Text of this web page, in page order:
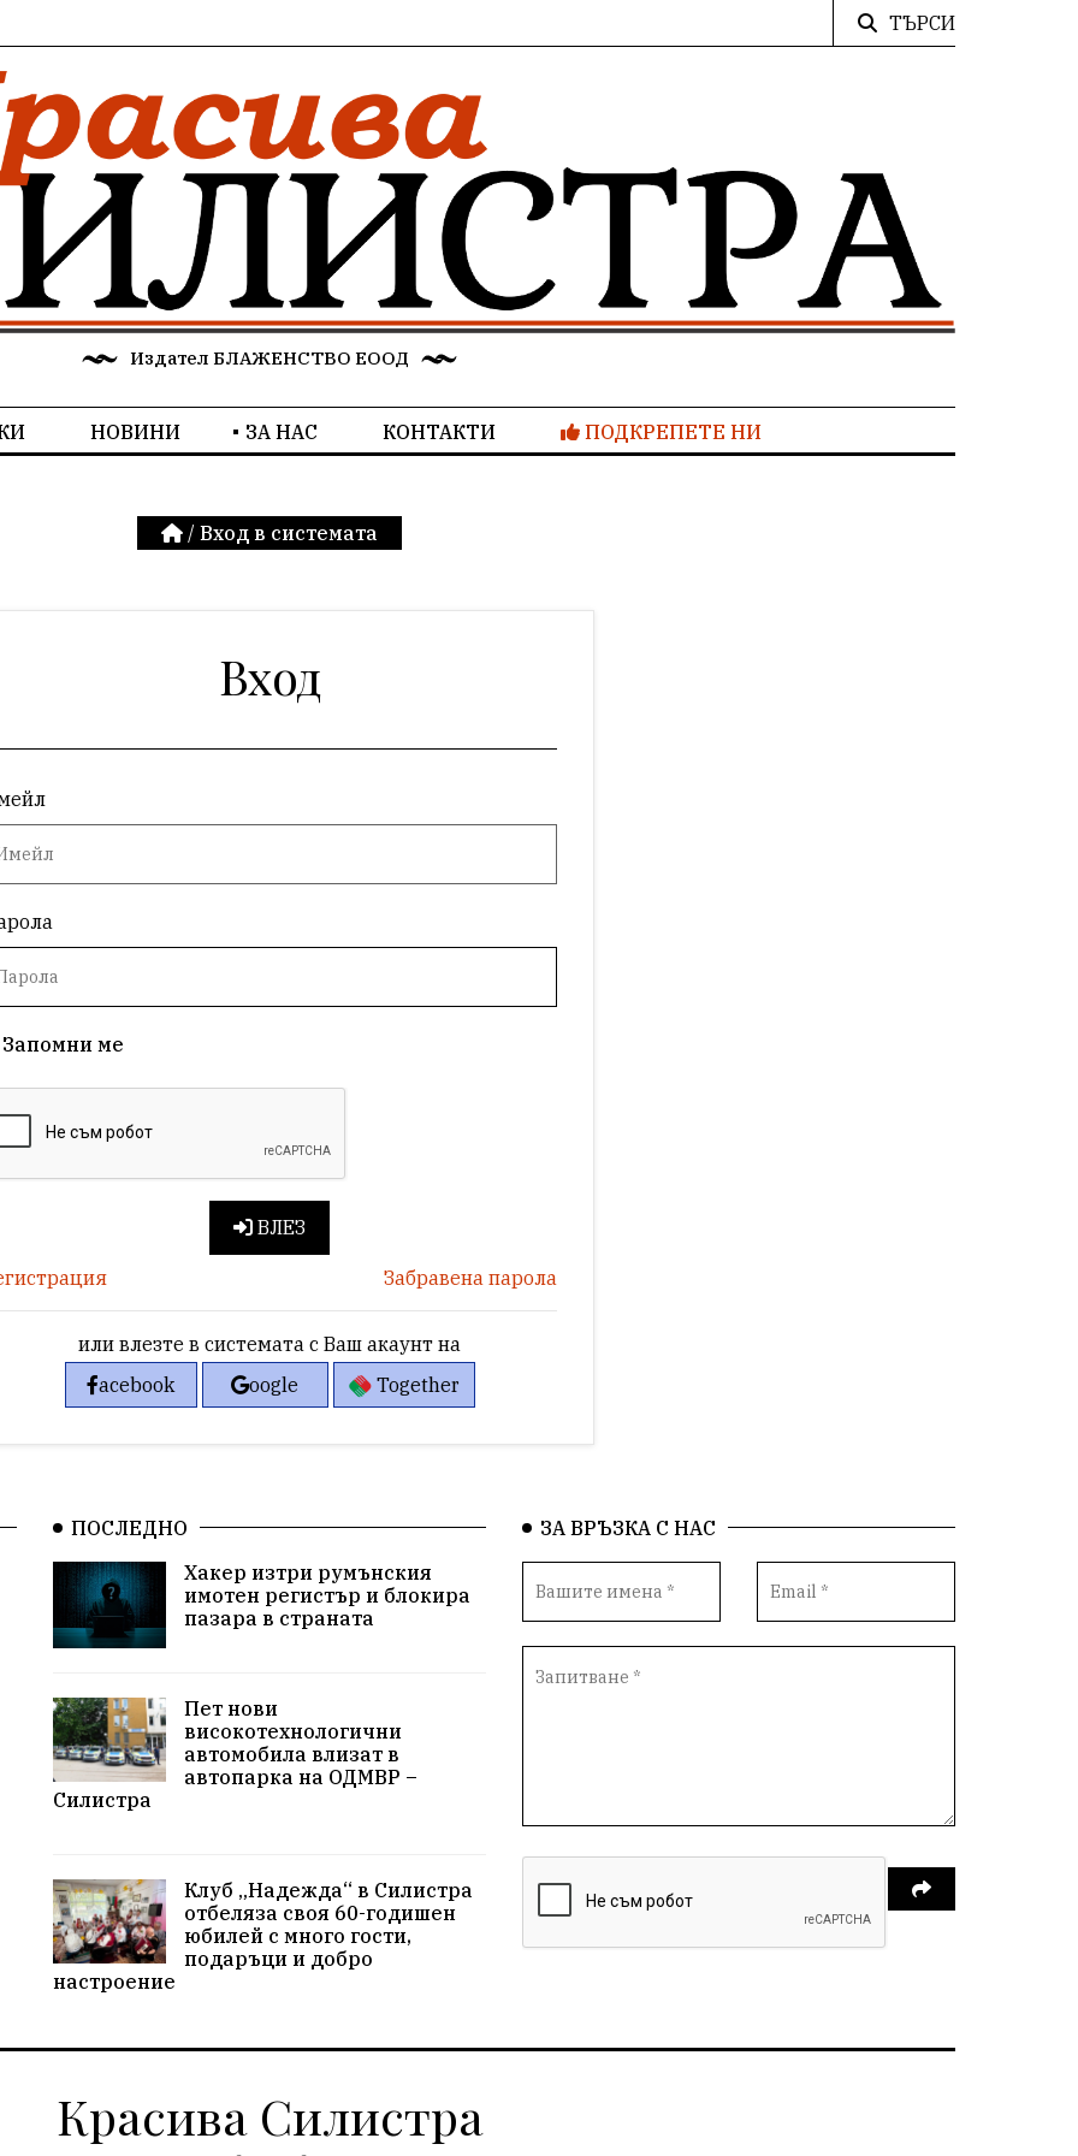
ТЪРСИ
Издател БЛАЖЕНСТВО ЕООД
НОВИНИ ЗА НАС КОНТАКТИ ПОДКРЕПЕТЕ НИ
/ Вход в системата
Вход
Запомни ме
ВЛЕЗ
Забравена парола
или влезте в системата с Ваш акаунт на
acebook
oogle Together
ПОСЛЕДНО
Хакер изтри румънския
имотен регистър и блокира
пазара в страната
Пет нови
високотехнологични
автомобила влизат в
автопарка на ОДМВР –
Силистра
Клуб „Надежда“ в Силистра
отбеляза своя 60-годишен
юбилей с много гости,
подаръци и добро
настроение
ЗА ВРЪЗКА С НАС
Красива Силистра